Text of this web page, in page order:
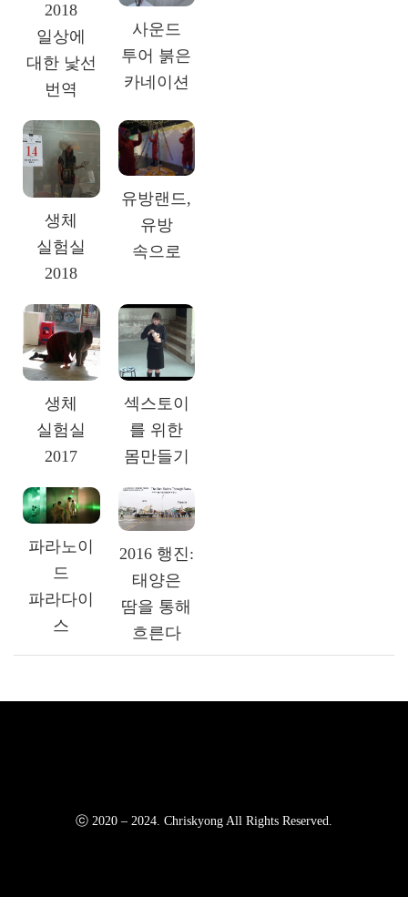
2018
일상에
대한 낯선
번역
사운드
투어 붉은
카네이션
생체
실험실
2018
유방랜드,
유방
속으로
생체
실험실
2017
섹스토이
를 위한
몸만들기
파라노이
드
파라다이
스
2016 행진:
태양은
땀을 통해
흐른다
ⓒ 2020 – 2024. Chriskyong All Rights Reserved.